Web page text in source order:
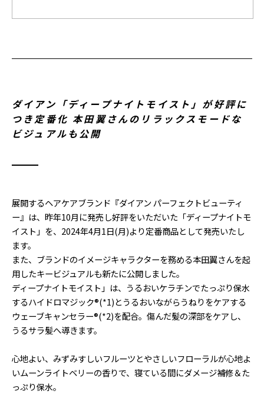
ダイアン「ディープナイトモイスト」が好評に
つき定番化 本田翼さんのリラックスモードな
ビジュアルも公開
展開するヘアケアブランド『ダイアン パーフェクトビューティ
ー』は、昨年10月に発売し好評をいただいた「ディープナイトモ
イスト」を、2024年4月1日(月)より定番商品として発売いたし
ます。
また、ブランドのイメージキャラクターを務める本田翼さんを起
用したキービジュアルも新たに公開しました。
ディープナイトモイスト」は、うるおいケラチンでたっぷり保水
するハイドロマジック®(*1)とうるおいながらうねりをケアする
ウェーブキャンセラー®(*2)を配合。傷んだ髪の深部をケアし、
うるサラ髪へ導きます。
心地よい、みずみすしいフルーツとやさしいフローラルが心地よ
いムーンライトベリーの香りで、寝ている間にダメージ補修＆た
っぷり保水。